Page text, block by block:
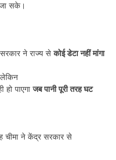
जा सके।
ने राज्य सेकोई डेटा नहीं मांगा
लेकिन
हो पाएगाजब पानी पूरी तरह घट
चीमा ने केंद्र सरकार से